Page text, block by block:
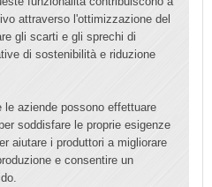
attraverso l'ottimizzazione del
gli scarti e gli sprechi di
di sostenibilità e riduzione
aziende possono effettuare
soddisfare le proprie esigenze
aiutare i produttori a migliorare
e consentire un